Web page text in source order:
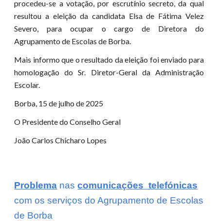
procedeu-se a votação, por escrutínio secreto, da qual
resultou a eleição da candidata Elsa de Fátima Velez
Severo, para ocupar o cargo de Diretora do
Agrupamento de Escolas de Borba.
Mais informo que o resultado da eleição foi enviado para
homologação do Sr. Diretor-Geral da Administração
Escolar.
Borba, 15 de julho de 2025
O Presidente do Conselho Geral
João Carlos Chícharo Lopes
Problema nascomunicações telefónicas
com os serviços do Agrupamento de Escolas
de Borba